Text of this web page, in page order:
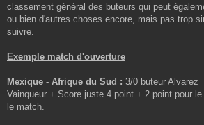
classement général des buteurs qui peut
ou bien d'autres choses encore, mais pas trop
suivre.
Exemple match d'ouverture
Mexique - Afrique du Sud : 3/0 buteur Alvarez
Vainqueur + Score juste 4 point + 2 point pour
le match.